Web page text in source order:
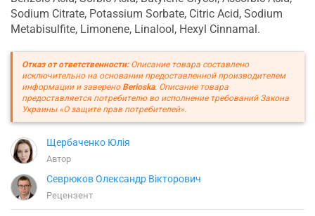
Sodium Citrate, Potassium Sorbate, Citric Acid, Sodium
Metabisulfite, Limonene, Linalool, Hexyl Cinnamal.
Отказ от ответственности:Описание товара составлено
исключительно на основании предоставленной производителем
информации и заверено Berioska. Описание товара
предоставляется потребителю во исполнение требований Закона
Украины «О защите прав потребителей».
Щербаченко Юлія
Автор
Севрюков Олександр Вікторович
Рецензент